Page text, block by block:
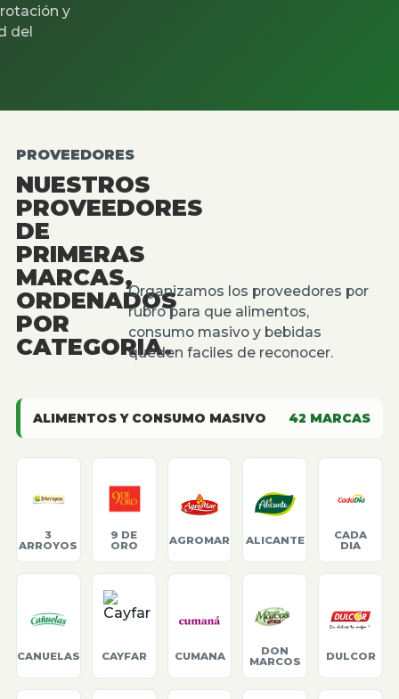
y
del
PROVEEDORES
NUESTROS
PROVEEDORES
DE
PRIMERAS
MARCAS,
ORDENADOS
POR
CATEGORIA.
Organizamos los proveedores por
rubro para que alimentos,
consumo masivo y bebidas
queden faciles de reconocer.
ALIMENTOS Y CONSUMO MASIVO 42 MARCAS
3
ARROYOS
9 DE
ORO
AGROMAR ALICANTE
CADA
DIA
CANUELAS CAYFAR CUMANA
DON
MARCOS
DULCOR